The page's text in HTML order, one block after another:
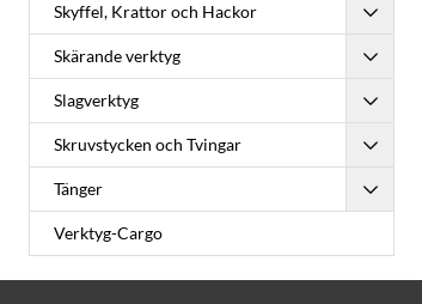
Skyffel, Krattor och Hackor
Skärande verktyg
Slagverktyg
Skruvstycken och Tvingar
Tänger
Verktyg-Cargo